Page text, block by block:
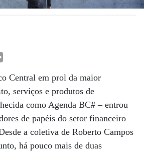
Central em prol da maior
serviços e produtos de
como Agenda BC# – entrou
de papéis do setor financeiro
a coletiva de Roberto Campos
há pouco mais de duas